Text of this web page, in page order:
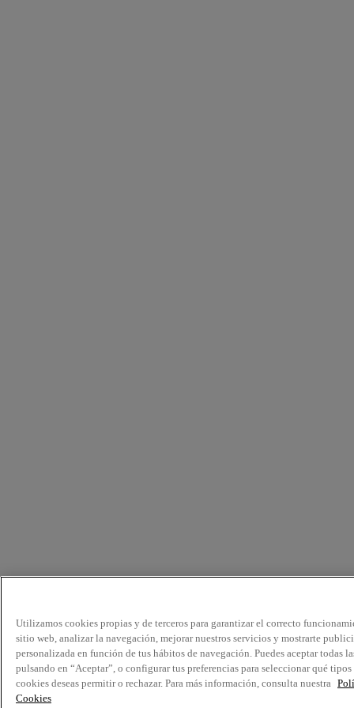
Utilizamos cookies propias y de terceros para garantizar el correcto
sitio web, analizar la navegación, mejorar nuestros servicios y mostrarte
personalizada en función de tus hábitos de navegación. Puedes aceptar todas
pulsando en “Aceptar”, o configurar tus preferencias para seleccionar qué tipos
cookies deseas permitir o rechazar. Para más información, consulta nuestra
Cookies